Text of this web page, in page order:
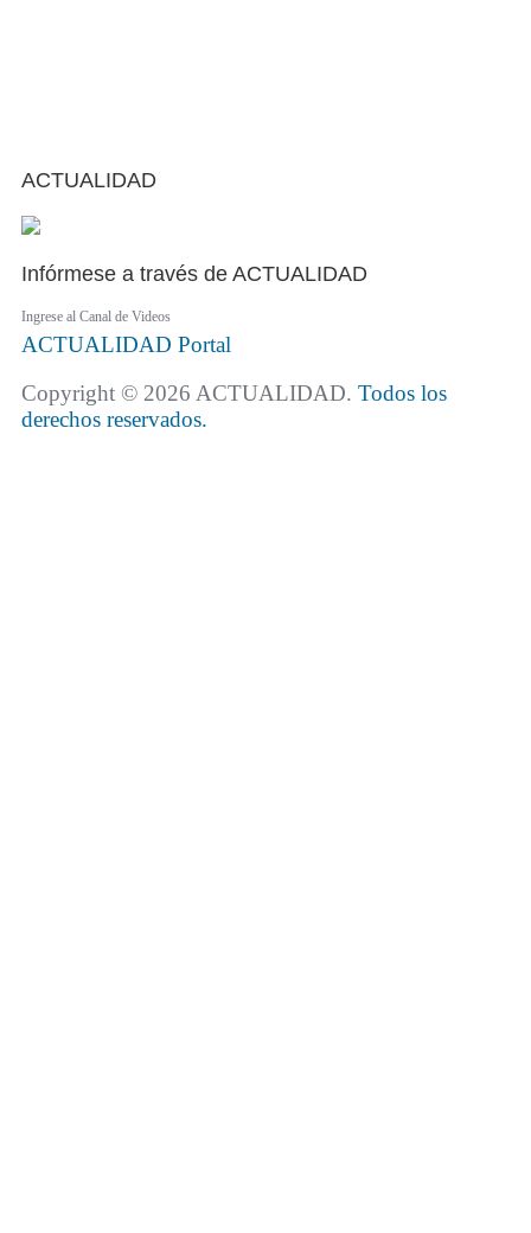
ACTUALIDAD
Infórmese a través de ACTUALIDAD
Ingrese al Canal de Videos
ACTUALIDAD Portal
Copyright © 2026 ACTUALIDAD. Todos los
derechos reservados.